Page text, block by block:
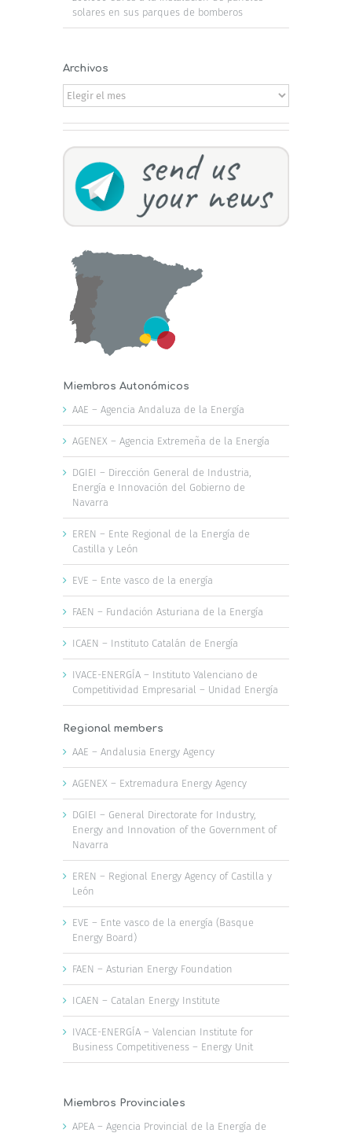
solares en sus parques de bomberos
Archivos
Archivos
Miembros Autonómicos
AAE – Agencia Andaluza de la Energía
AGENEX – Agencia Extremeña de la Energía
DGIEI – Dirección General de Industria,
Energía e Innovación del Gobierno de
Navarra
EREN – Ente Regional de la Energía de
Castilla y León
EVE – Ente vasco de la energía
FAEN – Fundación Asturiana de la Energía
ICAEN – Instituto Catalán de Energía
IVACE-ENERGÍA – Instituto Valenciano de
Competitividad Empresarial – Unidad Energía
Regional members
AAE – Andalusia Energy Agency
AGENEX – Extremadura Energy Agency
DGIEI – General Directorate for Industry,
Energy and Innovation of the Government of
Navarra
EREN – Regional Energy Agency of Castilla y
León
EVE – Ente vasco de la energía (Basque
Energy Board)
FAEN – Asturian Energy Foundation
ICAEN – Catalan Energy Institute
IVACE-ENERGÍA – Valencian Institute for
Business Competitiveness – Energy Unit
Miembros Provinciales
APEA – Agencia Provincial de la Energía de